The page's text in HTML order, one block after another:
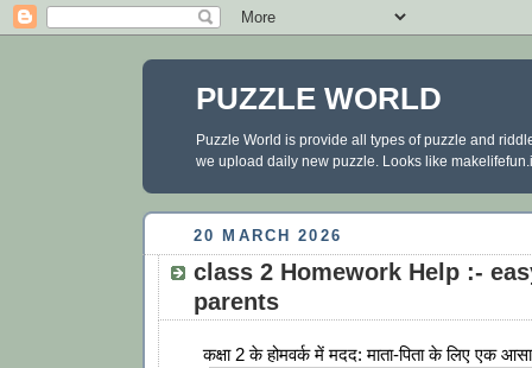
PUZZLE WORLD
Puzzle World is provide all types of puzzle and
we upload daily new puzzle. Looks like
20 MARCH 2026
class 2 Homework Help :-
parents
कक्षा 2 के होमवर्क में मदद: माता-पिता के लिए एक